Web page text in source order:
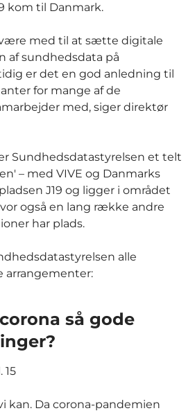
kom til Danmark.
med til at sætte digitale
af sundhedsdata på
er det en god anledning til
for mange af de
med, siger direktør
Sundhedsdatastyrelsen et telt
– med VIVE og Danmarks
J19 og ligger i området
også en lang række andre
har plads.
alle
arrangementer:
så gode
15
kan. Da corona-pandemien